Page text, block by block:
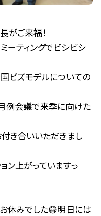
がご来福！
ーティングでビシビシ
ビズモデルについての
例会議で来季に向けた
き合いいただきまし
ン上がっていますっ
休みでした😷明日には